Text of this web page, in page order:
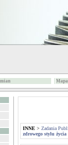
INNE > Zadania
zdrowego stylu życia